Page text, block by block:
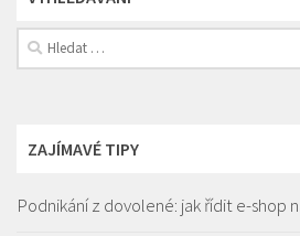
Vyhledávání
ZAJÍMAVÉ TIPY
Podnikání z dovolené: jak řídit e-shop